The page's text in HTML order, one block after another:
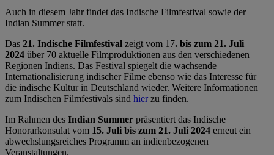
Auch in diesem Jahr findet das Indische Filmfestival sowie der
Indian Summer statt.
Das 21. Indische Filmfestival zeigt vom 17. bis zum 21. Juli
2024 über 70 aktuelle Filmproduktionen aus den verschiedenen
Regionen Indiens. Das Festival spiegelt die wachsende
Internationalisierung indischer Filme ebenso wie das Interesse für
die indische Kultur in Deutschland wieder. Weitere Informationen
zum Indischen Filmfestivals sind hierzu finden.
Im Rahmen des Indian Summer präsentiert das Indische
Honorarkonsulat vom 15. Juli bis zum 21. Juli 2024 erneut ein
abwechslungsreiches Programm an indienbezogenen
Veranstaltungen.